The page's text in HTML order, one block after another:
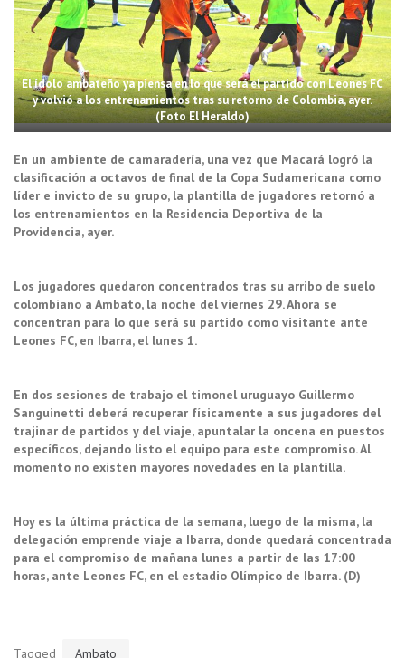
El ídolo ambateño ya piensa en lo que será el partido con Leones FC
y volvió a los entrenamientos tras su retorno de Colombia, ayer.
(Foto El Heraldo)
En un ambiente de camaradería, una vez que Macará logró la
clasificación a octavos de final de la Copa Sudamericana como
líder e invicto de su grupo, la plantilla de jugadores retornó a
los entrenamientos en la Residencia Deportiva de la
Providencia, ayer.
Los jugadores quedaron concentrados tras su arribo de suelo
colombiano a Ambato, la noche del viernes 29. Ahora se
concentran para lo que será su partido como visitante ante
Leones FC, en Ibarra, el lunes 1.
En dos sesiones de trabajo el timonel uruguayo Guillermo
Sanguinetti deberá recuperar físicamente a sus jugadores del
trajinar de partidos y del viaje, apuntalar la oncena en puestos
específicos, dejando listo el equipo para este compromiso. Al
momento no existen mayores novedades en la plantilla.
Hoy es la última práctica de la semana, luego de la misma, la
delegación emprende viaje a Ibarra, donde quedará concentrada
para el compromiso de mañana lunes a partir de las 17:00
horas, ante Leones FC, en el estadio Olímpico de Ibarra. (D)
Tagged Ambato